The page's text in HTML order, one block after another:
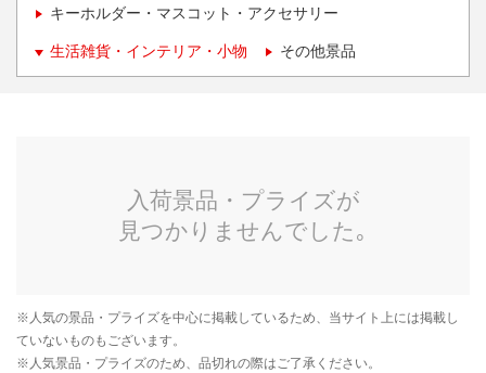
キーホルダー・マスコット・アクセサリー
生活雑貨・インテリア・小物 その他景品